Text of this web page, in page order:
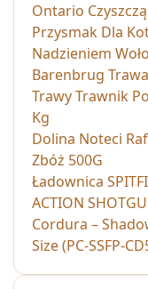
Ontario
Przysmak Dla
Nadzieniem
Barenbrug
Trawy Trawnik
Kg
Dolina Noteci
Zbóż 500G
Ładownica
ACTION
Cordura –
Size (PC-SSFP-